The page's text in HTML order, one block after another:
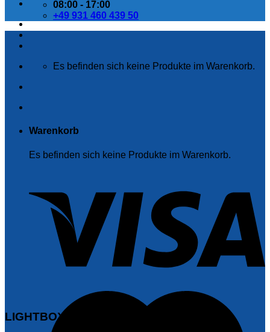
Es befinden sich keine Produkte im Warenkorb.
Warenkorb
Es befinden sich keine Produkte im Warenkorb.
08:00 - 17:00
+49 931 460 439 50
LIGHTBOX SHORTCODE